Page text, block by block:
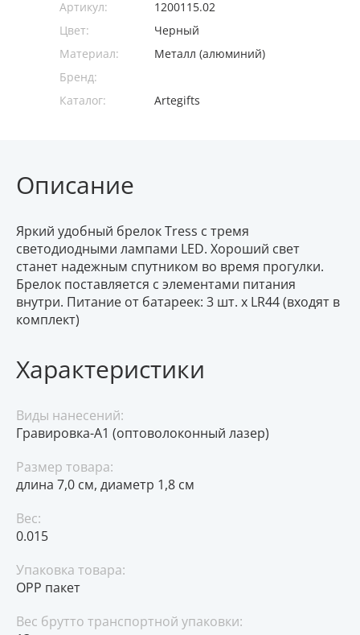
Артикул:
1200115.02
Цвет:
Черный
Материал:
Металл (алюминий)
Бренд:
Каталог:
Artegifts
Описание
Яркий удобный брелок Tress с тремя
светодиодными лампами LED. Хороший свет
станет надежным спутником во время прогулки.
Брелок поставляется с элементами питания
внутри. Питание от батареек: 3 шт. х LR44 (входят в
комплект)
Характеристики
Виды нанесений:
Гравировка-А1 (оптоволоконный лазер)
Размер товара:
длина 7,0 см, диаметр 1,8 см
Вес:
0.015
Упаковка товара:
OPP пакет
Вес брутто транспортной упаковки: